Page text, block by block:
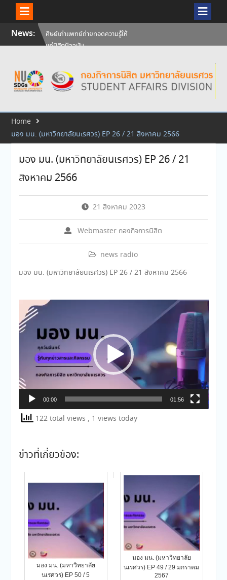
SkipNews:
ศิษย์เก่าแพทย์ถ่ายทอดความรู้ให้
แก่นิสิตปัจจุบัน
นเรศวร ครบรอบ 36 ปี 29
กรกฎาคม 2569
สัมภาษณ์นิสิตเพื่อพิจารณาเข้ารับ
ประจำปีการศึกษา 256
Home
มอง มน. (มหาวิทยาลัยนเรศวร) EP 26 / 21 สิงหาคม 2566
มอง มน. (มหาวิทยาลัยนเรศวร) EP 26 / 21
สิงหาคม 2566
21 สิงหาคม 2023
Webmaster กองกิจการนิสิต
news radio
มอง มน. (มหาวิทยาลัยนเรศวร) EP 26 / 21 สิงหาคม 2566
เล่น
ไฟล์
00:00 01:56
122 total views , 1 views today
ข่าวที่เกี่ยวข้อง:
มอง มน. (มหาวิทยาลัย
นเรศวร) EP 50 / 5
มอง มน. (มหาวิทยาลัย
นเรศวร) EP 49 / 29 มกราคม
2567